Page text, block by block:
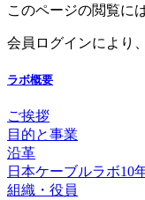
このページの閲覧に
会員ログインにより
ラボ概要
ご挨拶
目的と事業
沿革
日本ケーブルラボ10
組織・役員